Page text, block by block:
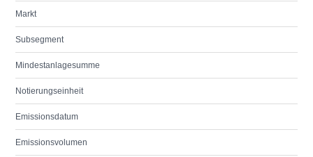
Markt
Subsegment
Mindestanlagesumme
Notierungseinheit
Emissionsdatum
Emissionsvolumen